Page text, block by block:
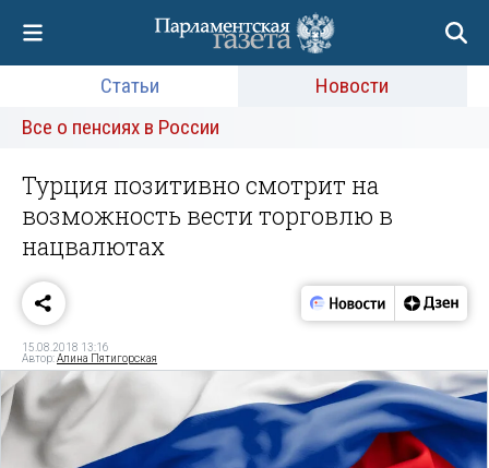
Статьи
Новости
Все о пенсиях в России
Турция позитивно смотрит на
возможность вести торговлю в
нацвалютах
15.08.2018 13:16
Автор:Алина Пятигорская